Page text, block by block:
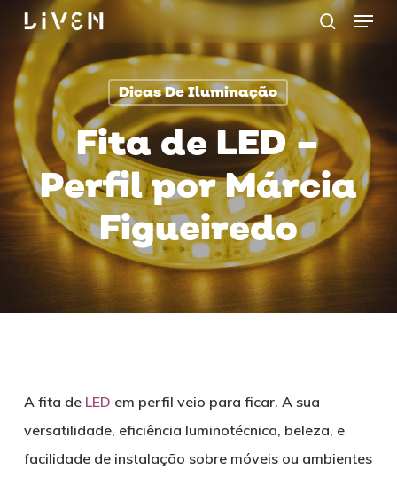
Skip
main
content
procurar
Menu
Dicas De Iluminação
Fita de LED –
Perfil por Márcia
Figueiredo
A fita de LED em perfil veio para ficar. A sua
versatilidade, eficiência luminotécnica, beleza, e
facilidade de instalação sobre móveis ou ambientes